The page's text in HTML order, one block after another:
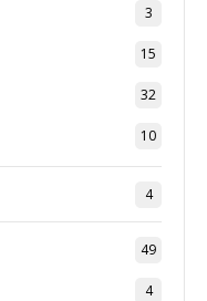
3
15
32
10
4
49
4